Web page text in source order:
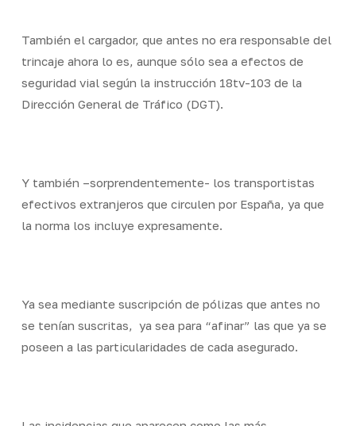
También el cargador, que antes no era responsable del
trincaje ahora lo es, aunque sólo sea a efectos de
seguridad vial según la instrucción 18tv-103 de la
Dirección General de Tráfico (DGT).
Y también –sorprendentemente- los transportistas
efectivos extranjeros que circulen por España, ya que
la norma los incluye expresamente.
Ya sea mediante suscripción de pólizas que antes no
se tenían suscritas, ya sea para “afinar” las que ya se
poseen a las particularidades de cada asegurado.